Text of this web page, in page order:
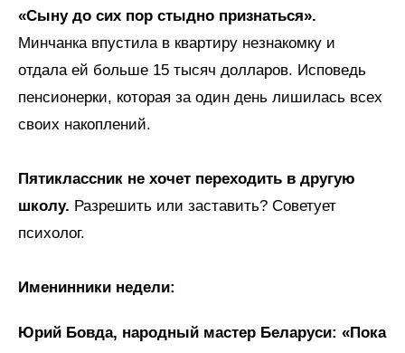
«Сыну до сих пор стыдно признаться».
Минчанка впустила в квартиру незнакомку и
отдала ей больше 15 тысяч долларов. Исповедь
пенсионерки, которая за один день лишилась всех
своих накоплений.
Пятиклассник не хочет переходить в другую
школу. Разрешить или заставить? Советует
психолог.
Именинники недели:
Юрий Бовда, народный мастер Беларуси: «Пока